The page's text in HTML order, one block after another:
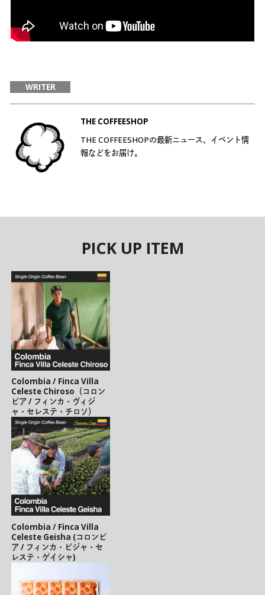
WRITER
THE COFFEESHOP
THE COFFEESHOPの最新ニュース、イベント情
報などをお届け。
PICK UP ITEM
Colombia / Finca Villa
Celeste Chiroso（コロン
ビア / フィンカ・ヴィジ
ャ・セレステ・チロソ）
Colombia / Finca Villa
Celeste Geisha (コロンビ
ア / フィンカ・ビジャ・セ
レステ・ゲイシャ)